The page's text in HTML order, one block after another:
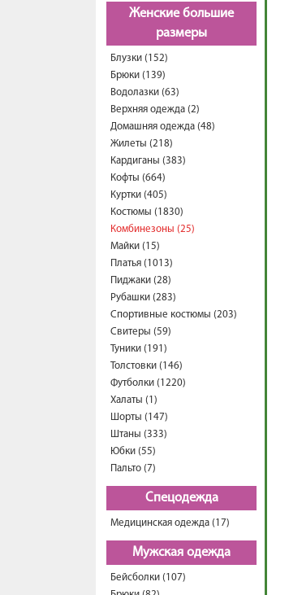
Женские большие
размеры
Блузки (152)
Брюки (139)
Водолазки (63)
Верхняя одежда (2)
Домашняя одежда (48)
Жилеты (218)
Кардиганы (383)
Кофты (664)
Куртки (405)
Костюмы (1830)
Комбинезоны (25)
Майки (15)
Платья (1013)
Пиджаки (28)
Рубашки (283)
Спортивные костюмы (203)
Свитеры (59)
Туники (191)
Толстовки (146)
Футболки (1220)
Халаты (1)
Шорты (147)
Штаны (333)
Юбки (55)
Пальто (7)
Спецодежда
Медицинская одежда (17)
Мужская одежда
Бейсболки (107)